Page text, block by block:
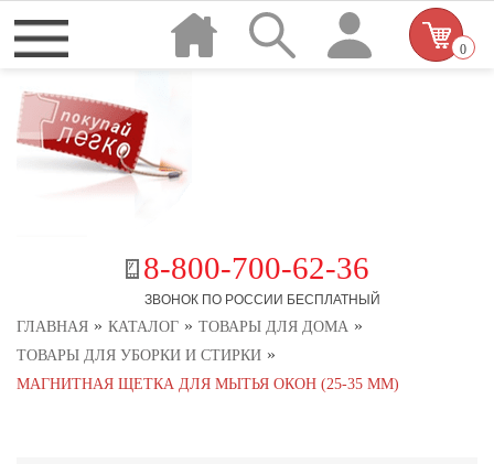
8-800-700-62-36
ЗВОНОК ПО РОССИИ БЕСПЛАТНЫЙ
0
ГЛАВНАЯ » КАТАЛОГ » ТОВАРЫ ДЛЯ ДОМА »
ТОВАРЫ ДЛЯ УБОРКИ И СТИРКИ »
МАГНИТНАЯ ЩЕТКА ДЛЯ МЫТЬЯ ОКОН (25-35 ММ)